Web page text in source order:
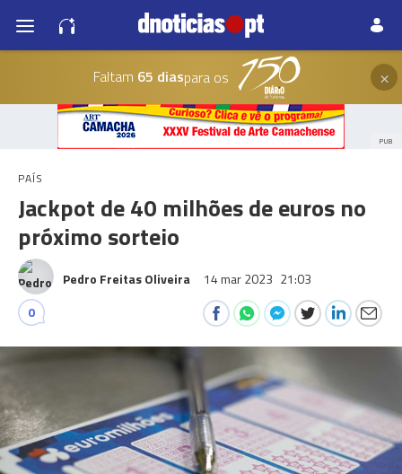
Faltam 65 diaspara os ×
PUB
PAÍS
Jackpot de 40 milhões de euros no
próximo sorteio
Pedro Freitas Oliveira 14 mar 2023 21:03
0